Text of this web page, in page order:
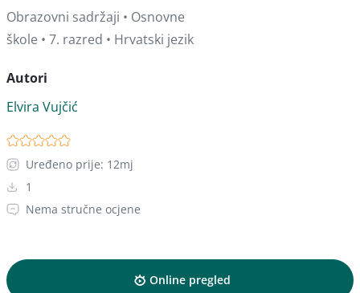
Obrazovni sadržaji • Osnovne
škole • 7. razred • Hrvatski jezik
Autori
Elvira Vujčić
Uređeno prije: 12mj
1
Nema stručne ocjene
Online pregled